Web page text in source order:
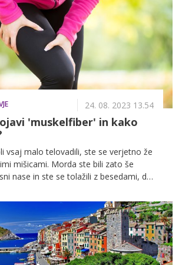
24. 08. 2023 13.54
'muskelfiber' in kako
vsaj malo telovadili, ste se verjetno že
mišicami. Morda ste bili zato še
nase in ste se tolažili z besedami, da
Delno ste imeli prav. Zakaj se sploh
kako ga lahko preprečite in ali se
pametno izogibati aktivnosti, je
trenerka in specialistka športne
Zakojč.